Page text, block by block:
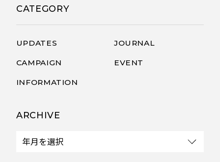
CATEGORY
UPDATES JOURNAL
CAMPAIGN EVENT
INFORMATION
ARCHIVE